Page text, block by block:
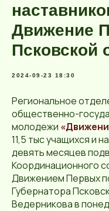
Движение
Псковской
2024-09-23 18:30
Региональное
общественно-
молодежи
11,5 тыс учащихся и
девять месяцев
Координационного
Движением Первых
Губернатора
Ведерникова в